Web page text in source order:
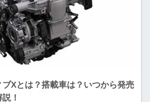
Xとは？搭載車は？いつから発売
！